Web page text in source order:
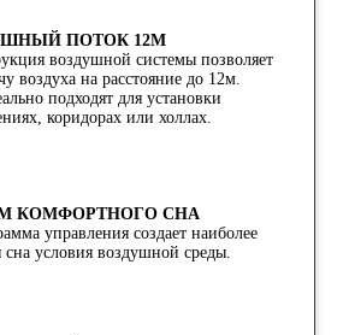
ПОТОК 12М
воздушной системы позволяет
воздуха на расстояние до 12м.
подходят для установки
коридорах или холлах.
КОМФОРТНОГО СНА
управления создает наиболее
сна условия воздушной среды.